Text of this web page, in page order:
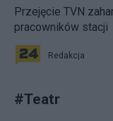
Przejęcie TVN
pracowników stacji
Redakcja
#Teatr